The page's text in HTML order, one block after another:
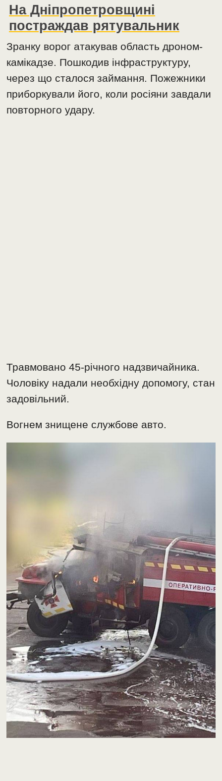
На Дніпропетровщині
постраждав рятувальник
Зранку ворог атакував область дроном-
камікадзе. Пошкодив інфраструктуру,
через що сталося займання. Пожежники
приборкували його, коли росіяни завдали
повторного удару.
Травмовано 45-річного надзвичайника.
Чоловіку надали необхідну допомогу, стан
задовільний.
Вогнем знищене службове авто.